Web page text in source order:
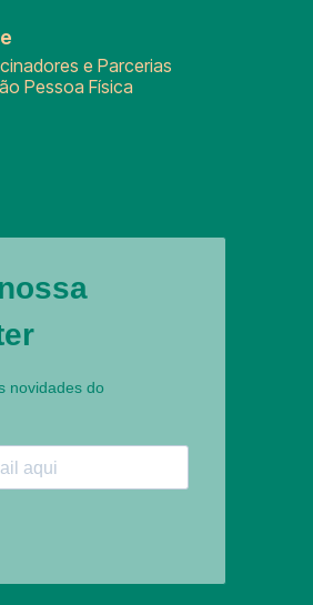
e Parcerias
Pessoa Física